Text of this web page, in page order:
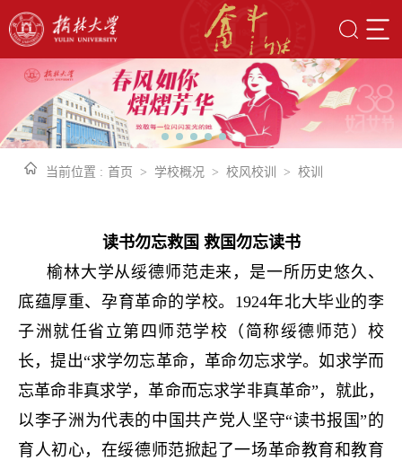
当前位置 : 首页 > 学校概况 > 校风校训 > 校训
读书勿忘救国 救国勿忘读书
榆林大学从绥德师范走来，是一所历史悠久、
底蕴厚重、孕育革命的学校。1924年北大毕业的李
子洲就任省立第四师范学校（简称绥德师范）校
长，提出“求学勿忘革命，革命勿忘求学。如求学而
忘革命非真求学，革命而忘求学非真革命”，就此，
以李子洲为代表的中国共产党人坚守“读书报国”的
育人初心，在绥德师范掀起了一场革命教育和教育